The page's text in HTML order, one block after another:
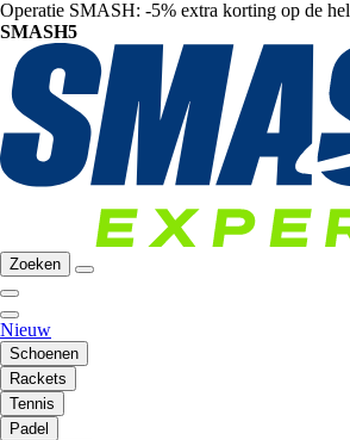
Operatie SMASH: -5% extra korting op de
SMASH5
Zoeken
Nieuw
Schoenen
Rackets
Tennis
Padel